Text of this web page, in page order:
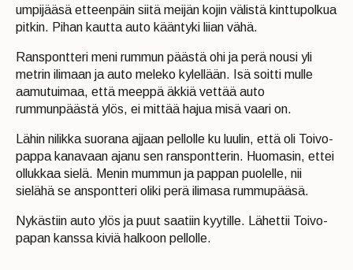
umpijääsä etteenpäin siitä meijän kojin välistä kinttupolkua
pitkin. Pihan kautta auto kääntyki liian vähä.
Ranspontteri meni rummun päästä ohi ja perä nousi yli
metrin ilimaan ja auto meleko kylellään. Isä soitti mulle
aamutuimaa, että meeppä äkkiä vettää auto
rummunpäästä ylös, ei mittää hajua misä vaari on.
Lähin nilikka suorana ajjaan pellolle ku luulin, että oli Toivo-
pappa kanavaan ajanu sen ranspontterin. Huomasin, ettei
ollukkaa sielä. Menin mummun ja pappan puolelle, nii
sielähä se anspontteri oliki perä ilimasa rummupääsä.
Nykästiin auto ylös ja puut saatiin kyytille. Lähettii Toivo-
papan kanssa kiviä halkoon pellolle.